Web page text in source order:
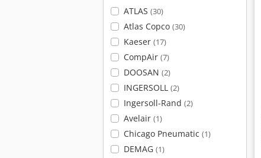
ATLAS (30)
Atlas Copco (30)
Kaeser (17)
CompAir (7)
DOOSAN (2)
INGERSOLL (2)
Ingersoll-Rand (2)
Avelair (1)
Chicago Pneumatic (1)
DEMAG (1)